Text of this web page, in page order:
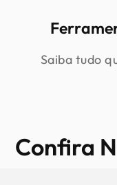
Saiba tudo
Confira